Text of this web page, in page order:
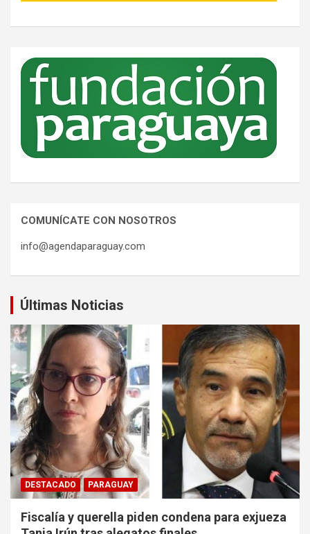
COMUNÍCATE CON NOSOTROS
info@agendaparaguay.com
Últimas Noticias
DESTACADO PARAGUAY
Fiscalía y querella piden condena para exjueza